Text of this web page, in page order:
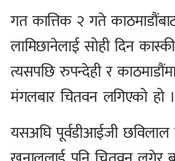
गत कात्तिक २ गते
लामिछानेलाई सोही दिन
त्यसपछि रुपन्देही र
मंगलबार चितवन लगिएको हो ।
यसअघि पूर्वडीआईजी छविलाल